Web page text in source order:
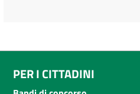
PER I CITTADINI